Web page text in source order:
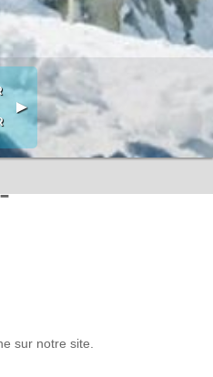
sur notre site.